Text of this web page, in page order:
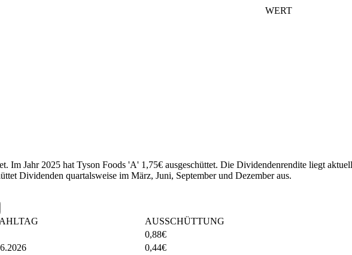
WERT
Im Jahr 2025 hat Tyson Foods 'A' 1,75€ ausgeschüttet. Die Dividendenrendite liegt
Dividenden quartalsweise im März, Juni, September und Dezember aus.
AUSSCHÜTTUNG
0,88€
0,44€